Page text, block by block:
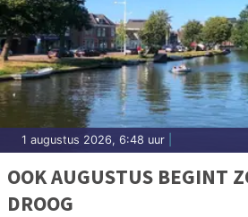
1 augustus 2026, 6:48 uur
OOK AUGUSTUS BEGINT
DROOG